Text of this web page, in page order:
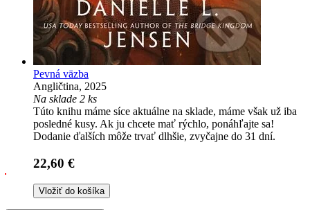
Pevná väzba
Angličtina, 2025
Na sklade 2 ks
Túto knihu máme síce aktuálne na sklade, máme však už iba
posledné kusy. Ak ju chcete mať rýchlo, ponáhľajte sa!
Dodanie ďalších môže trvať dlhšie, zvyčajne do 31 dní.
22,60 €
Vložiť do košíka